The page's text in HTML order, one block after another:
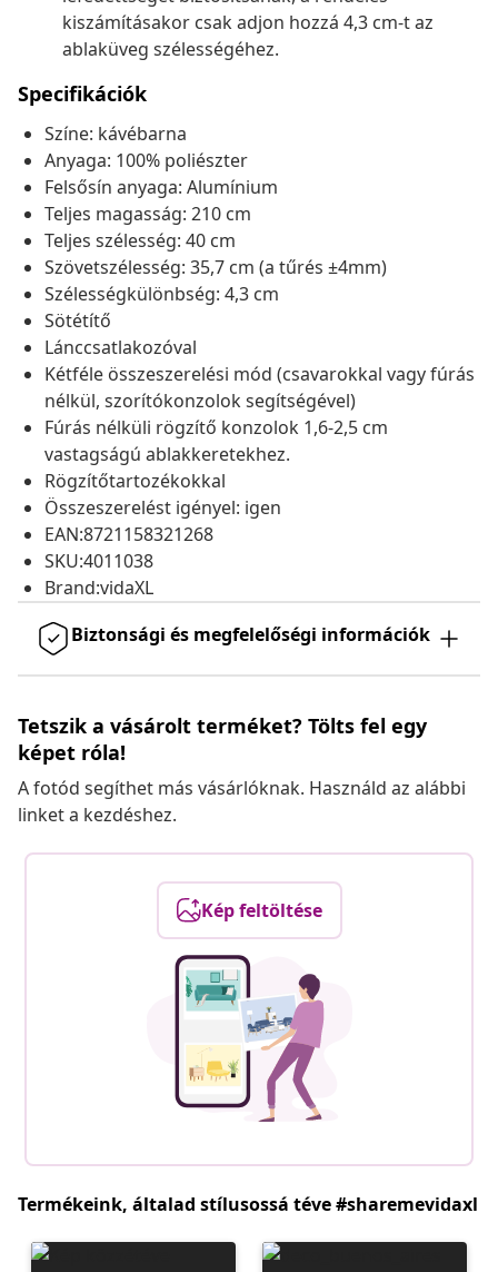
kiszámításakor csak adjon hozzá 4,3 cm-t az
ablaküveg szélességéhez.
Specifikációk
Színe: kávébarna
Anyaga: 100% poliészter
Felsősín anyaga: Alumínium
Teljes magasság: 210 cm
Teljes szélesség: 40 cm
Szövetszélesség: 35,7 cm (a tűrés ±4mm)
Szélességkülönbség: 4,3 cm
Sötétítő
Lánccsatlakozóval
Kétféle összeszerelési mód (csavarokkal vagy fúrás
nélkül, szorítókonzolok segítségével)
Fúrás nélküli rögzítő konzolok 1,6-2,5 cm
vastagságú ablakkeretekhez.
Rögzítőtartozékokkal
Összeszerelést igényel: igen
EAN:8721158321268
SKU:4011038
Brand:vidaXL
Biztonsági és megfelelőségi információk
Tetszik a vásárolt terméket? Tölts fel egy
képet róla!
A fotód segíthet más vásárlóknak. Használd az alábbi
linket a kezdéshez.
Kép feltöltése
Termékeink, általad stílusossá téve #sharemevidaxl